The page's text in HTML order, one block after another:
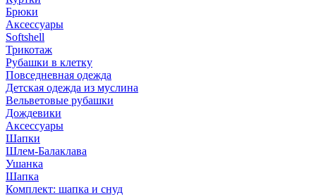
Брюки
Аксессуары
Softshell
Трикотаж
Рубашки в клетку
Повседневная одежда
Детская одежда из муслина
Вельветовые рубашки
Дождевики
Аксессуары
Шапки
Шлем-Балаклава
Ушанка
Шапка
Комплект: шапка и снуд